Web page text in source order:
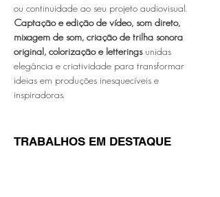
ou continuidade ao seu projeto audiovisual.
Captação e edição de vídeo, som direto,
mixagem de som, criação de trilha sonora
original, colorização e letteringsunidas
elegância e criatividade para transformar
ideias em produções inesquecíveis e
inspiradoras.
TRABALHOS EM DESTAQUE